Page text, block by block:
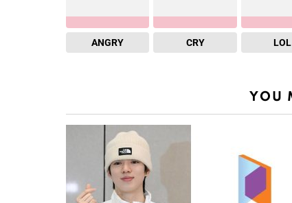
ANGRY CRY LOL
YOU